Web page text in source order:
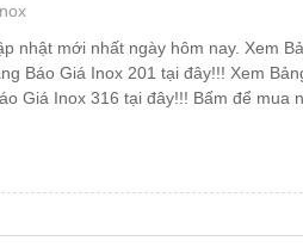
nhật mới nhất ngày hôm nay. Xem
Báo Giá Inox 201 tại đây!!! Xem
Giá Inox 316 tại đây!!! Bấm để mua